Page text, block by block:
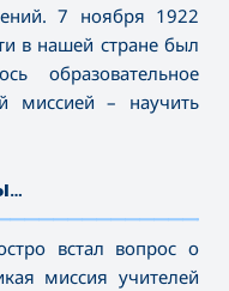
7 ноября 1922
в нашей стране был
образовательное
миссией – научить
встал вопрос о
миссия учителей